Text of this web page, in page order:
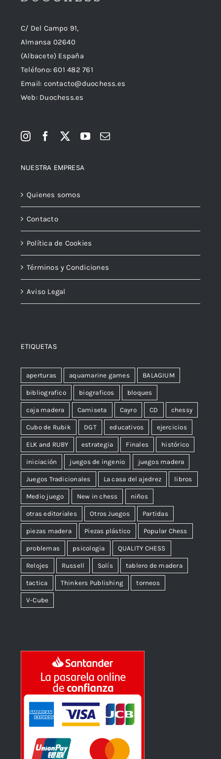
C/ Del Campo 91,
Almansa 02640
(Albacete) España
Teléfono:601 482 761
Email: contacto@duochess.es
Web: Duochess.es
NUESTRA EMPRESA
Quienes somos
Contacto
Política de Cookies
Términos y Condiciones
Aviso Legal
ETIQUETAS
aperturas aquamarine games BALAGIUM
bibliografico biograficos bloques
caja madera Camiseta Cayro CD chessy
Cubo de Rubik DGT educativos ejercicios
ELK and RUBY estrategia Finales histórico
iniciación juegos de ingenio juegos madera
Juegos Tradicionales La casa del ajedrez libros
Medio juego New in chess niños
otras editoriales Otros Juegos Partidas
piezas madera Piezas plástico Popular Chess
problemas psicologia QUALITY CHESS
Relojes Russell Solís tablero de madera
tactica Thinkers Publishing torneos
V-Cube